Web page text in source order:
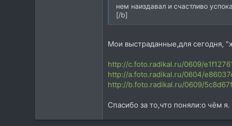
нем наиздавал и счастливо
[/b]
Мои выстраданные,для сегодня,
http://c.foto.radikal.ru/0609/
http://a.foto.radikal.ru/0604/
http://b.foto.radikal.ru/0609/
Спасибо за то,что поняли:о чём я.